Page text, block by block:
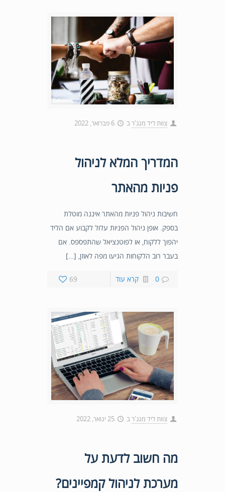
צוות ליד מנג'רב 6 פברואר, 2022
המדריך המלא לניהול
פניות מהאתר
חשיבות ניהול פניות מהאתר איננה מוטלת
בספק. אופן ניהול הפניות עלול לקבוע אם הליד
יהפוך ללקוח, או לפוטנציאל שהתפספס. אם
בעבר רוב הלקוחות הגיעו מפה לאוזן, […]
69 0 קרא עוד
צוות ליד מנג'רב 25 ינואר, 2022
מה חשוב לדעת על
מערכת לניהול קמפיינים?